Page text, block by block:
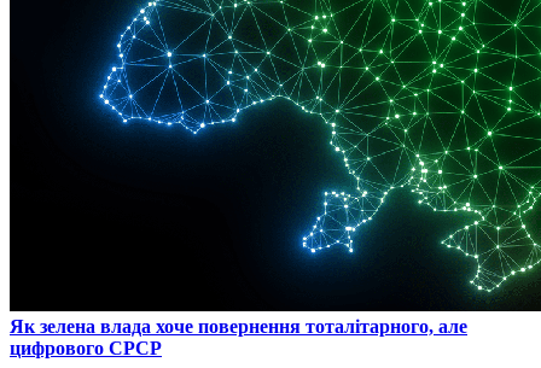
​Як зелена влада хоче повернення тоталітарного, але
цифрового СРСР